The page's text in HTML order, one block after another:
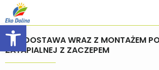
Open toolbar
(17) DOSTAWA WRAZ Z MONTAŻEM
ZATAPIALNEJ Z ZACZEPEM